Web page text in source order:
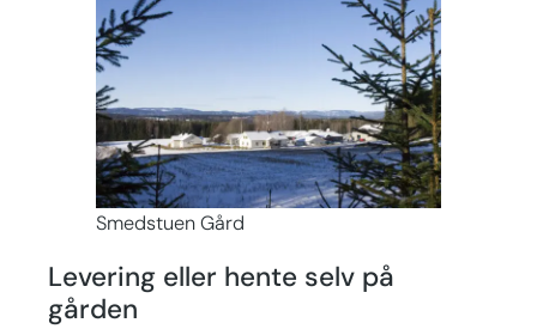
Smedstuen Gård
Levering eller hente selv på
gården